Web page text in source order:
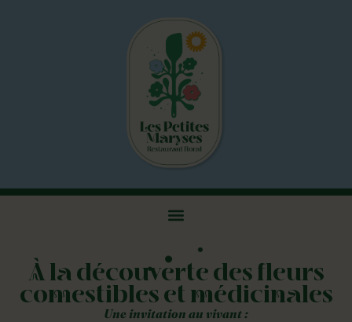
À la découverte des fleurs
comestibles et médicinales
Une invitation au vivant :